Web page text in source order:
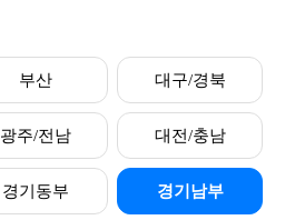
부산 대구/경북
광주/전남 대전/충남
경기동부 경기남부